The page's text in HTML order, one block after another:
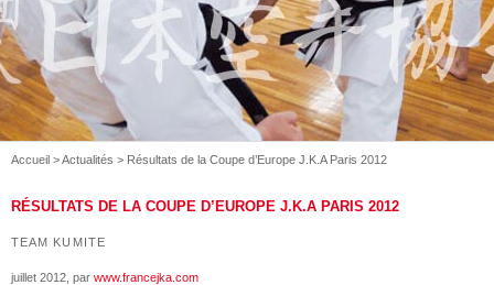
Accueil >Actualités > Résultats de la Coupe d’Europe J.K.A Paris 2012
RÉSULTATS DE LA COUPE D’EUROPE J.K.A PARIS 2012
TEAM KUMITE
juillet 2012 , par www.francejka.com